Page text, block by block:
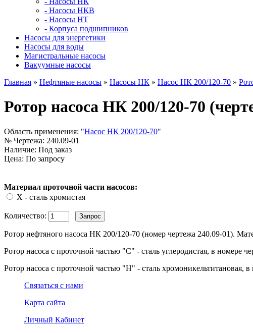
- Насосы НКВ
- Насосы НТ
- Корпуса подшипников
Насосы для энергетики
Насосы для воды
Магистральные насосы
Вакуумные насосы
Главная » Нефтяные насосы » Насосы НК » Насос НК 200/120-70 »
Ротор насоса НК 200/120-70
Область применения: "Насос НК 200/120-70"
№ Чертежа: 240.09-01
Наличие: Под заказ
Цена: По запросу
Материал проточной части насосов:
Х - сталь хромистая
Количество:
Ротор нефтяного насоса НК 200/120-70 (номер чертежа 240.09-01).
Ротор насоса с проточной частью "С" - сталь углеродистая, в номере
Ротор насоса с проточной частью "Н" - сталь хромоникельтитановая,
Связаться с нами
Карта сайта
Личный Кабинет